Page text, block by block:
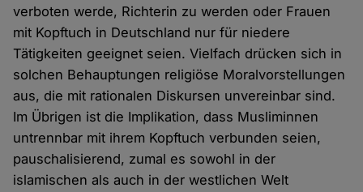
verboten werde, Richterin zu werden oder Frauen
mit Kopftuch in Deutschland nur für niedere
Tätigkeiten geeignet seien. Vielfach drücken sich in
solchen Behauptungen religiöse Moralvorstellungen
aus, die mit rationalen Diskursen unvereinbar sind.
Im Übrigen ist die Implikation, dass Musliminnen
untrennbar mit ihrem Kopftuch verbunden seien,
pauschalisierend, zumal es sowohl in der
islamischen als auch in der westlichen Welt